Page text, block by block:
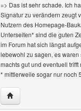
=> Das ist sehr schade. Ich
Signatur zu verändern zeugt
Nutzern des Homepage-
Unterseiten* sind die guten
im Forum hat sich längst
lebewohl zu sagen, es
machts gut und eventuell
* mittlerweile sogar nur noch
Website dieses